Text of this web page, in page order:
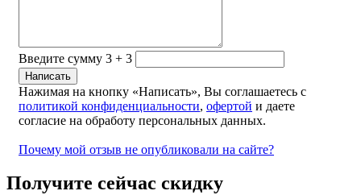
Введите сумму 3 + 3
Нажимая на кнопку «Написать», Вы соглашаетесь с
политикой конфиденциальности, офертой и даете
согласие на обработу персональных данных.
Почему мой отзыв не опубликовали на сайте?
Получите сейчас скидку